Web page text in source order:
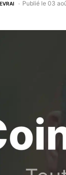
Publié le 03